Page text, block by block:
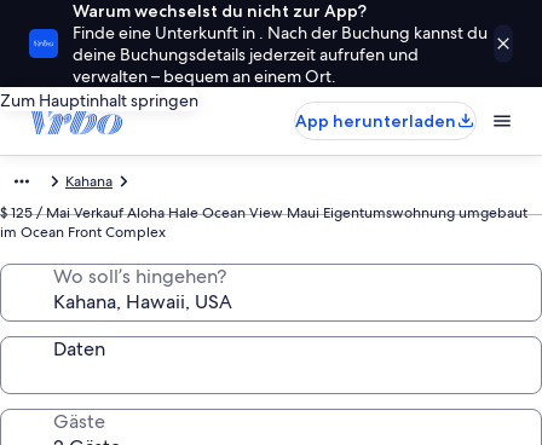
Warum wechselst du nicht zur App?
Finde eine Unterkunft in . Nach der Buchung kannst du
deine Buchungsdetails jederzeit aufrufen und
verwalten – bequem an einem Ort.
Zum Hauptinhalt springen
App herunterladen
Kahana
$ 125 / Mai Verkauf Aloha Hale Ocean View Maui Eigentumswohnung umgebaut
im Ocean Front Complex
Wo soll’s hingehen?
Daten
Gäste